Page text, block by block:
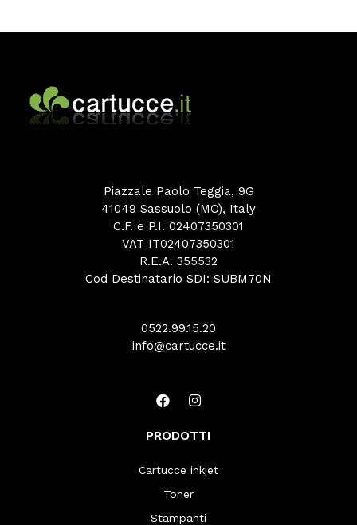
Piazzale Paolo Teggia, 9G
41049 Sassuolo (MO), Italy
C.F. e P.I. 02407350301
VAT IT02407350301
R.E.A. 355532
Cod Destinatario SDI: SUBM70N
0522.99.15.20
info@cartucce.it
PRODOTTI
Cartucce inkjet
Toner
Stampanti